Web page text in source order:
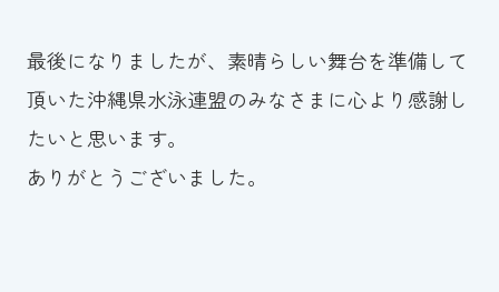
最後になりましたが、素晴らしい舞台を準備して
頂いた沖縄県水泳連盟のみなさまに心より感謝し
たいと思います。
ありがとうございました。